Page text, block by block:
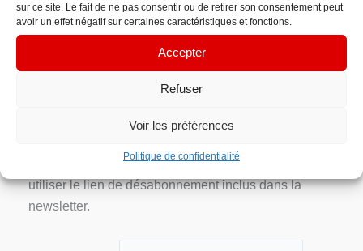
sur ce site. Le fait de ne pas consentir ou de retirer son consentement peut
avoir un effet négatif sur certaines caractéristiques et fonctions.
Accepter
Refuser
Voir les préférences
Politique de confidentialité
Contact Info
contacts@em-manuelle.fr
Inscription Newsletter
Votre adresse e-mail n’est utilisée que pour vous
activités d’EM’manuelle. Vous pouvez toujours
utiliser le lien de désabonnement inclus dans la
newsletter.